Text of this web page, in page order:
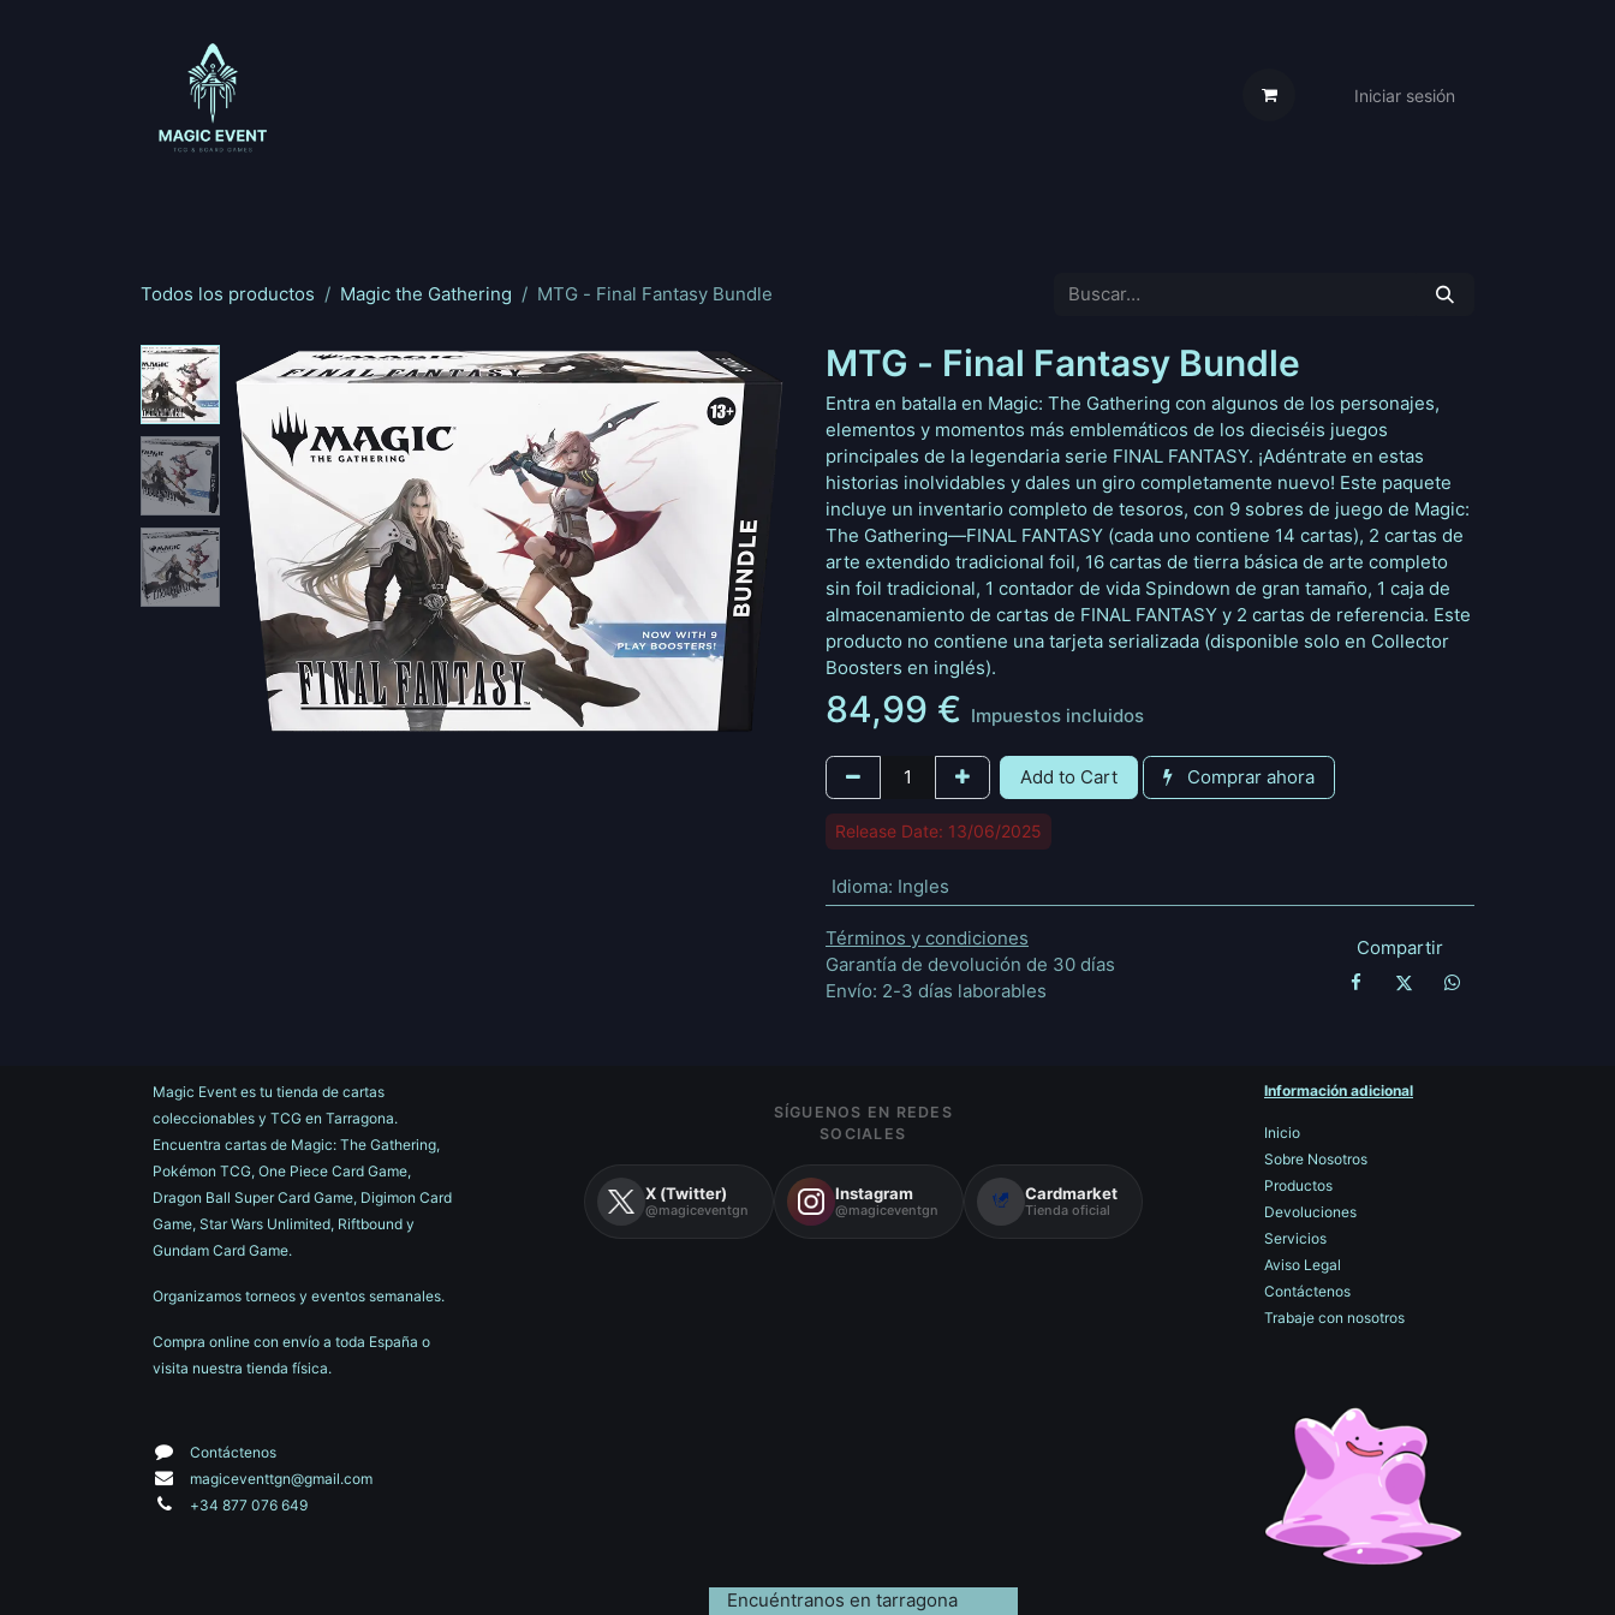
Iniciar sesión
Todos los productos Magic the Gathering MTG - Final Fantasy Bundle
MTG - Final Fantasy Bundle
Entra en batalla en Magic: The Gathering con algunos de los personajes,
elementos y momentos más emblemáticos de los dieciséis juegos
principales de la legendaria serie FINAL FANTASY. ¡Adéntrate en estas
historias inolvidables y dales un giro completamente nuevo! Este paquete
incluye un inventario completo de tesoros, con 9 sobres de juego de Magic:
The Gathering—FINAL FANTASY (cada uno contiene 14 cartas), 2 cartas de
arte extendido tradicional foil, 16 cartas de tierra básica de arte completo
sin foil tradicional, 1 contador de vida Spindown de gran tamaño, 1 caja de
almacenamiento de cartas de FINAL FANTASY y 2 cartas de referencia. Este
producto no contiene una tarjeta serializada (disponible solo en Collector
Boosters en inglés).
84,99 € Impuestos incluidos
Add to Cart Comprar ahora
Release Date: 13/06/2025
Idioma: Ingles
Términos y condiciones
Garantía de devolución de 30 días
Envío: 2-3 días laborables
Compartir
Magic Event es tu tienda de cartas
coleccionables y TCG en Tarragona.
Encuentra cartas de Magic: The Gathering,
Pokémon TCG, One Piece Card Game,
Dragon Ball Super Card Game, Digimon Card
Game, Star Wars Unlimited, Riftbound y
Gundam Card Game.
Organizamos torneos y eventos semanales.
Compra online con envío a toda España o
visita nuestra tienda física.
Contáctenos
magiceventtgn@gmail.com
+34 877 076 649
SÍGUENOS EN REDES
SOCIALES
X (Twitter)
@magiceventgn
Instagram
@magiceventgn
Cardmarket
Tienda oficial
Encuéntranos en tarragona
Información adicional
Inicio
Sobre Nosotros
Productos
Devoluciones
Servicios
Aviso Legal
Contáctenos
Trabaje con nosotros